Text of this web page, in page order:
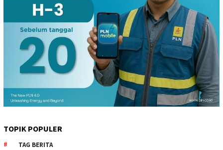
TOPIK POPULER
TAG BERITA